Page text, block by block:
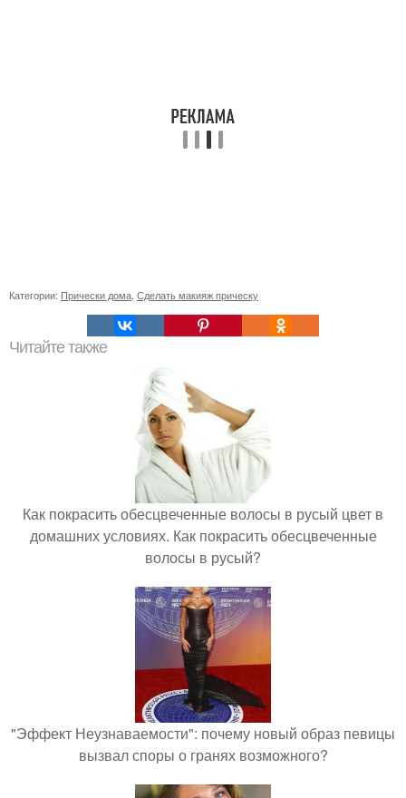
Категории: Прически дома Сделать макияж прическу
Читайте также
Как покрасить обесцвеченные волосы в русый цвет в
домашних условиях. Как покрасить обесцвеченные
волосы в русый?
"Эффект Неузнаваемости": почему новый образ певицы
вызвал споры о гранях возможного?